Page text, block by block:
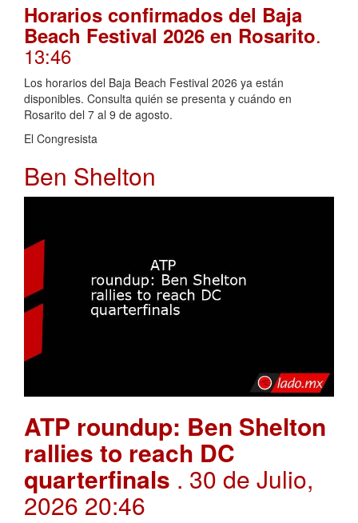
Horarios confirmados del Baja
Beach Festival 2026 en Rosarito.
13:46
Los horarios del Baja Beach Festival 2026 ya están
disponibles. Consulta quién se presenta y cuándo en
Rosarito del 7 al 9 de agosto.
El Congresista
Ben Shelton
ATP roundup: Ben Shelton
rallies to reach DC
quarterfinals . 30 de Julio,
2026 20:46